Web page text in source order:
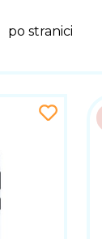
po stranici